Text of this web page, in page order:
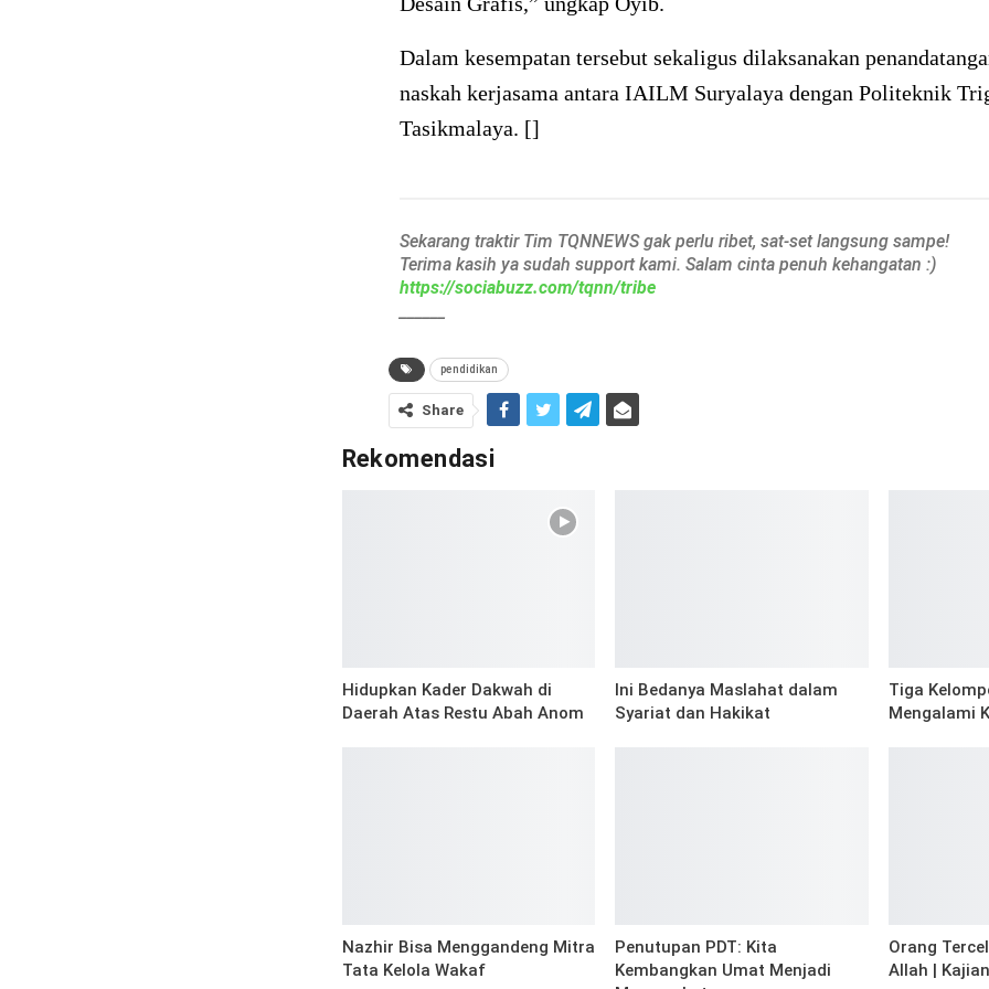
Dalam kesempatan tersebut sekaligus dilaksanakan
naskah kerjasama antara IAILM Suryalaya dengan Politeknik
Tasikmalaya. []
Sekarang traktir Tim TQNNEWS gak perlu ribet, sat-set langsung sampe!
Terima kasih ya sudah support kami. Salam cinta penuh kehangatan :)
https://sociabuzz.com/tqnn/tribe
pendidikan
Share
Rekomendasi
Hidupkan Kader Dakwah di
Daerah Atas Restu Abah Anom
Ini Bedanya Maslahat dalam
Syariat dan Hakikat
Tiga
Mengalami
Nazhir Bisa Menggandeng Mitra
Tata Kelola Wakaf
Penutupan PDT: Kita
Kembangkan Umat Menjadi
Orang
Allah |